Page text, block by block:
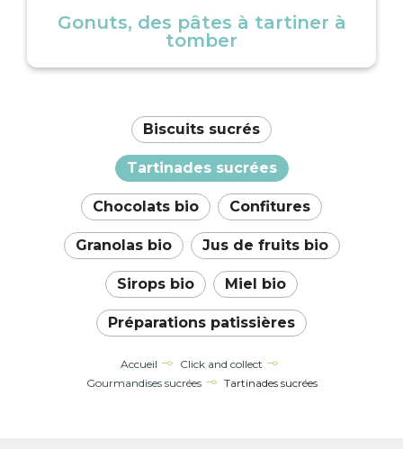
Gonuts, des pâtes à tartiner à
tomber
Biscuits sucrés
Tartinades sucrées
Chocolats bio Confitures
Granolas bio Jus de fruits bio
Sirops bio Miel bio
Préparations patissières
Accueil
Click and collect
Gourmandises sucrées
Tartinades sucrées